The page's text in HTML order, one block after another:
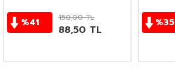
%41 150,00TL
88,50 TL
%35